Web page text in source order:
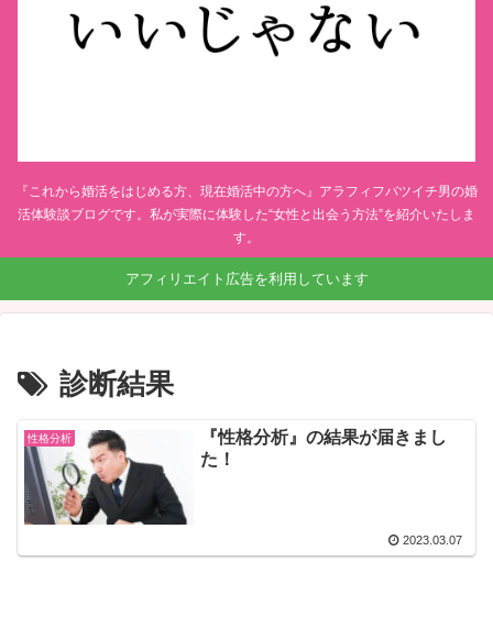
『これから婚活をはじめる方、現在婚活中の方へ』アラフィフバツイチ男の婚
活体験談ブログです。私が実際に体験した“女性と出会う方法”を紹介いたしま
す。
アフィリエイト広告を利用しています
診断結果
性格分析
『性格分析』の結果が届きまし
た！
2023.03.07